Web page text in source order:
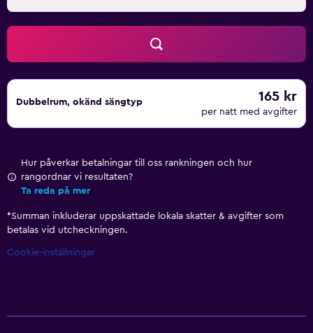
Dubbelrum, okänd sängtyp 165 kr
per natt med avgifter
Hur påverkar betalningar till oss rankningen och hur
rangordnar vi resultaten?
Ta reda på mer
*Summan inkluderar uppskattade lokala skatter & avgifter som
betalas vid utcheckningen.
Cookie-inställningar